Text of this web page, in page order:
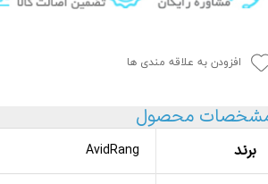
افزودن به علاقه مندی ها
محصول
برند AvidRang